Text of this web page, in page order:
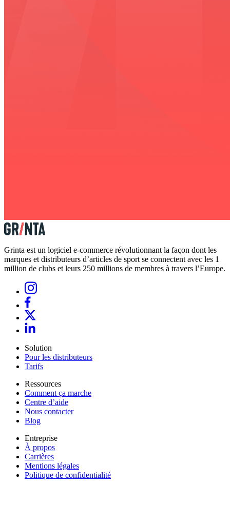
Grinta est un logiciel e-commerce révolutionnant la façon dont les
marques et distributeurs d’articles de sport se connectent avec les 1
million de clubs et leurs 250 millions de membres à travers l’Europe.
Solution
Pour les distributeurs
Tarifs
Ressources
Comment ça marche
Centre d’aide
Nous contacter
Blog
Entreprise
À propos
Carrières
Mentions légales
Politique de confidentialité